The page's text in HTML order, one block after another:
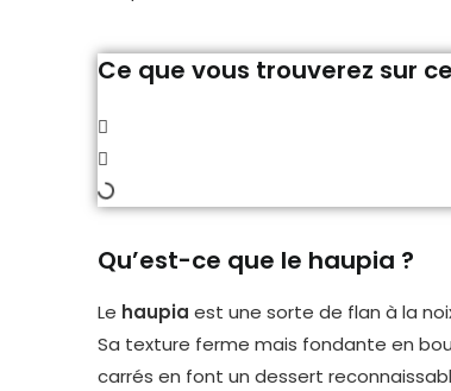
Ce que vous trouverez sur
Qu’est-ce que le haupia ?
Le haupia est une sorte de flan à la
Sa texture ferme mais fondante en
carrés en font un dessert